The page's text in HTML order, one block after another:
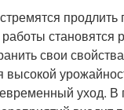
продлить
становятся
свои
высокой
уход. В